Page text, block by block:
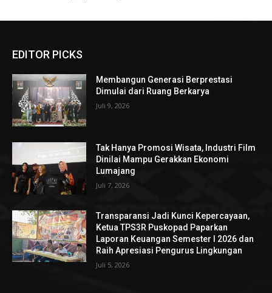
EDITOR PICKS
Membangun Generasi Berprestasi
Dimulai dari Ruang Berkarya
Juli 9, 2026
Tak Hanya Promosi Wisata, Industri Film
Dinilai Mampu Gerakkan Ekonomi
Lumajang
Juli 7, 2026
Transparansi Jadi Kunci Kepercayaan,
Ketua TPS3R Puskopad Paparkan
Laporan Keuangan Semester I 2026 dan
Raih Apresiasi Pengurus Lingkungan
Juli 5, 2026